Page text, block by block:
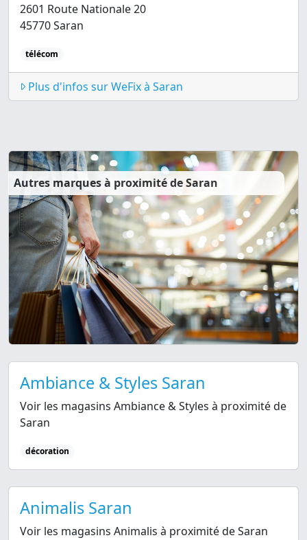
2601 Route Nationale 20
45770 Saran
télécom
Plus d'infos sur WeFix à Saran
Autres marques à proximité de Saran
Ambiance & Styles Saran
Voir les magasins Ambiance & Styles à proximité de
Saran
décoration
Animalis Saran
Voir les magasins Animalis à proximité de Saran